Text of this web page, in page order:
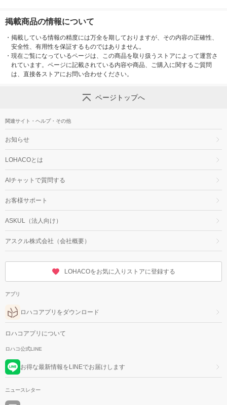
掲載商品の情報について
・ 掲載している情報の精度には万全を期しておりますが、その内容の正確性、
安全性、有用性を保証するものではありません。
・ 現在ご覧になっているページは、この商品を取り扱うストアによって運営さ
れています。ページに記載されている内容や商品、ご購入に関するご質問
は、直接各ストアにお問い合わせください。
ページトップへ
関連サイト・ヘルプ・その他
お知らせ
LOHACOとは
AIチャットで質問する
お客様サポート
ASKUL（法人向け）
アスクル株式会社（会社概要）
LOHACOをお気に入りストアに登録する
アプリ
ロハコアプリをダウンロード
ロハコアプリについて
ロハコ公式LINE
お得な最新情報をLINEでお届けします
ニュースレター